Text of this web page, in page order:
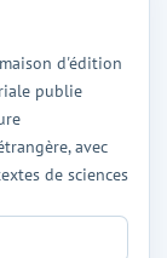
d'édition
publie
avec
de sciences